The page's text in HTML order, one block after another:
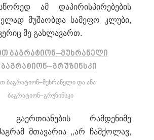
ამ დაპირისპირებების
მუშაობდა სამეფო კლუბი,
მე გახლავართ.
ბაგრატიონ–მუხრანელი და ანა
ბაგრატიონ–გრუზინსკი
გაერთიანების რამდენიმე
მთავარია ,,არ ჩამქოლავ,